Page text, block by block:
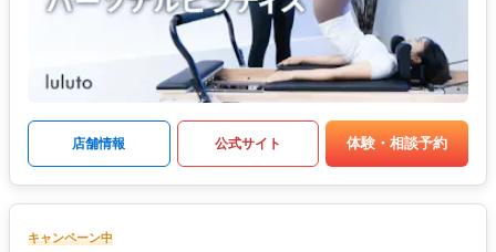
店舗情報 公式サイト 体験・相談予約
キャンペーン中